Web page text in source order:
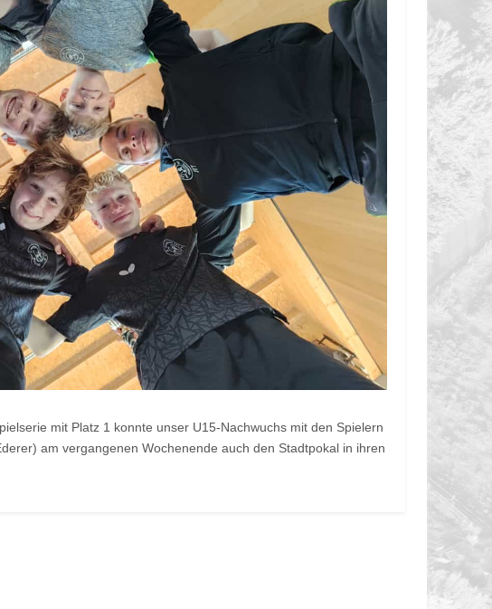
mit Platz 1 konnte unser U15-Nachwuchs mit den Spielern
am vergangenen Wochenende auch den Stadtpokal in ihren